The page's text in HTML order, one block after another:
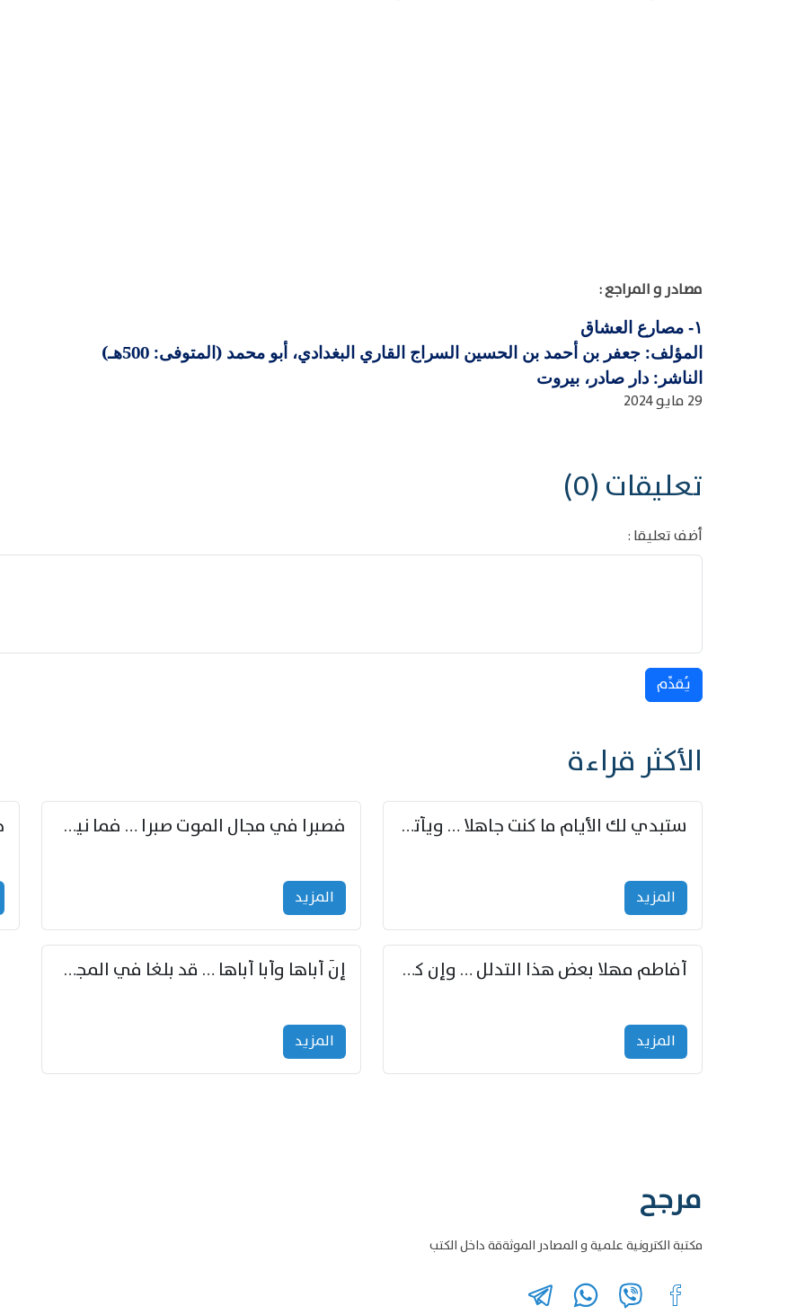
مصادر و المراجع :
١-
مصارع العشاق
المؤلف: جعفر بن أحمد بن الحسين السراج القاري البغدادي، أبو محمد (المتوفى: 500هـ)
الناشر: دار صادر، بيروت
29 مايو 2024
تعليقات (0)
أضف تعليقا :
يُقدِّم
الأكثر قراءة
ستبدي لك الأيام ما كنت جاهلا … ويأتيك بالأخبار من لم تزوّد
المزید
فصبرا في مجال الموت صبرا … فما نيل الخلود بمستطاع
المزید
أفاطم مهلا بعض هذا التدلل … وإن كنت قد أزمعت صرمي فأجملي
المزید
إنّ أباها وأبا أباها … قد بلغا في المجد غايتاها
المزید
مرجح
مكتبة الكترونية علمية و المصادر الموثةقة داخل الكتب